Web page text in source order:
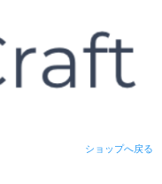
ショップへ戻る